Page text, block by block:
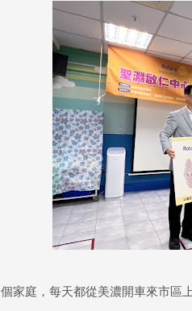
家庭，每天都從美濃開車來市區